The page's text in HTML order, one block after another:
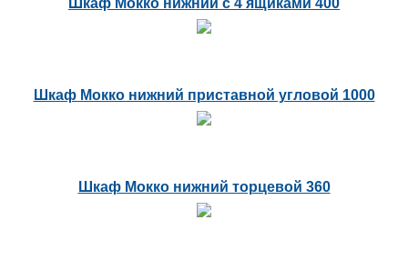
Шкаф Мокко нижний с 4 ящиками 400
Шкаф Мокко нижний приставной угловой 1000
Шкаф Мокко нижний торцевой 360